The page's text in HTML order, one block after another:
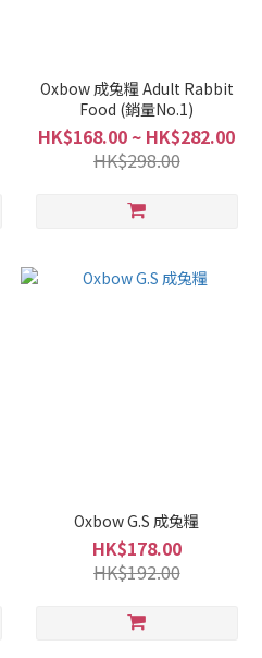
Oxbow 成兔糧 Adult Rabbit
Food (銷量No.1)
HK$168.00 ~ HK$282.00
HK$298.00
Oxbow G.S 成兔糧
HK$178.00
HK$192.00